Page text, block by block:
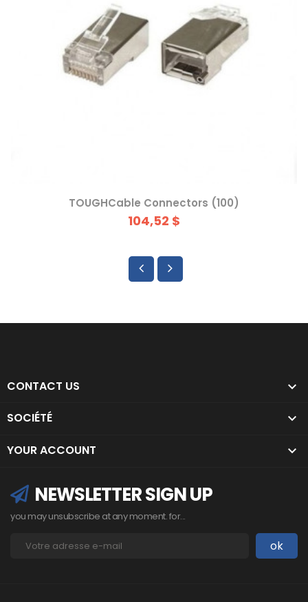
TOUGHCable Connectors (100)
104,52 $
CONTACT US 
SOCIÉTÉ 
YOUR ACCOUNT 
NEWSLETTER SIGN UP
you may unsubscribe at any moment. for...